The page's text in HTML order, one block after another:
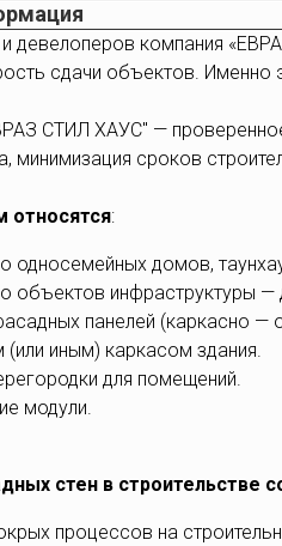
девелоперов компания
сдачи объектов.
СТИЛ ХАУС" —
минимизация сроков
относятся:
односемейных домов,
объектов инфраструктуры
панелей (каркасно —
иным) каркасом здания.
для помещений.
модули.
стен в строительстве
процессов на